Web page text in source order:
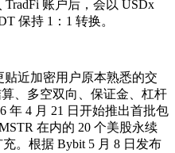
账户后，会以 USDx
保持 1：1 转换。
贴近加密用户原本熟悉的交
、多空双向、保证金、杠杆
年 4 月 21 日开始推出首批包
在内的 20 个美股永续
。根据 Bybit 5 月 8 日发布